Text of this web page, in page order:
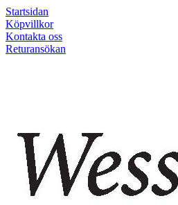
Startsidan
Köpvillkor
Kontakta oss
Returansökan